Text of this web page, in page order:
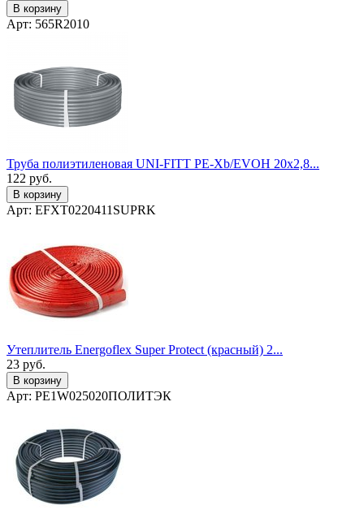
В корзину
Арт: 565R2010
Труба полиэтиленовая UNI-FITT PE-Xb/EVOH 20x2,8...
122 руб.
В корзину
Арт: EFXT0220411SUPRK
Утеплитель Energoflex Super Protect (красный) 2...
23 руб.
В корзину
Арт: PE1W025020ПОЛИТЭК